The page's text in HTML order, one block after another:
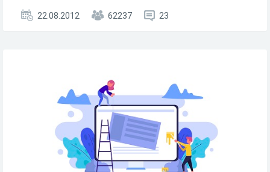
22.08.2012 62237 23